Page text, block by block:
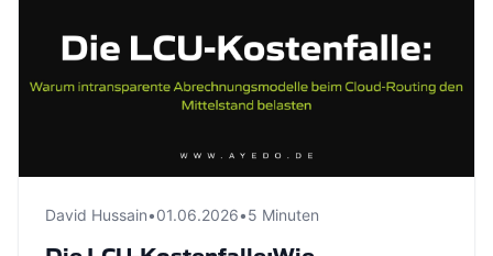
David Hussain•01.06.2026•5 Minuten